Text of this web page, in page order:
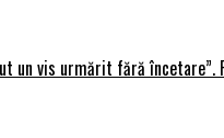
un vis urmărit fără